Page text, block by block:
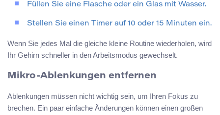
Füllen Sie eine Flasche oder ein Glas mit Wasser.
Stellen Sie einen Timer auf 10 oder 15 Minuten ein.
Wenn Sie jedes Mal die gleiche kleine Routine wiederholen, wird
Ihr Gehirn schneller in den Arbeitsmodus gewechselt.
Mikro-Ablenkungen entfernen
Ablenkungen müssen nicht wichtig sein, um Ihren Fokus zu
brechen. Ein paar einfache Änderungen können einen großen